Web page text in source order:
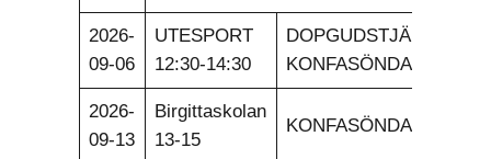
2026-
09-06
UTESPORT
12:30-14:30
DOPGUDSTJÄNST.
KONFASÖNDAG.
2026-
09-13
Birgittaskolan
13-15
KONFASÖNDAG.